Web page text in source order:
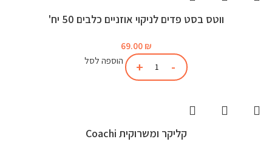
ווטס בסט פדים לניקוי אוזניים כלבים 50 יח'
69.00 ₪
הוספה לסל
קליקר ומשרוקית Coachi